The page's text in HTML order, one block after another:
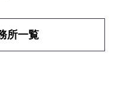
所一覧